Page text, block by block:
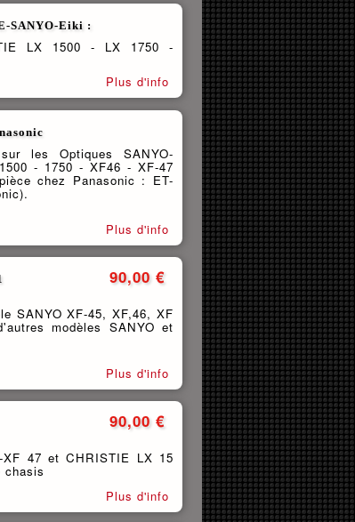
SANYO-Eiki :
LX 1500 - LX 1750 -
Plus d'info
les Optiques SANYO-
- 1750 - XF46 - XF-47
chez Panasonic : ET-
Plus d'info
90,00 €
SANYO XF-45, XF,46, XF
modèles SANYO et
Plus d'info
90,00 €
XF 47 et CHRISTIE LX 15
chasis
Plus d'info